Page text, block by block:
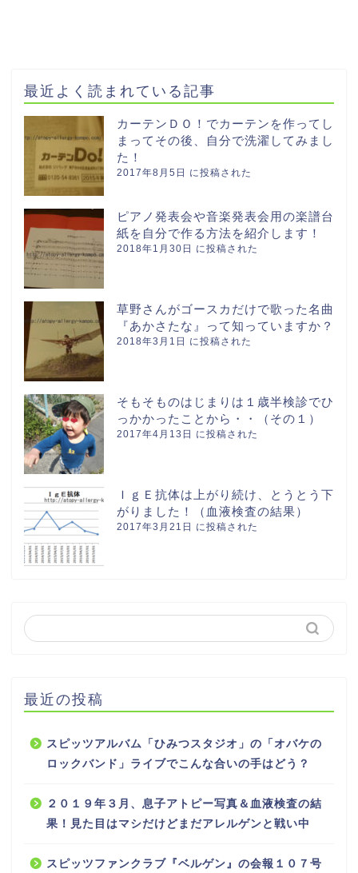
最近よく読まれている記事
カーテンＤＯ！でカーテンを作ってし
まってその後、自分で洗濯してみまし
た！
2017年8月5日 に投稿された
ピアノ発表会や音楽発表会用の楽譜台
紙を自分で作る方法を紹介します！
2018年1月30日 に投稿された
草野さんがゴースカだけで歌った名曲
『あかさたな』って知っていますか？
2018年3月1日 に投稿された
そもそものはじまりは１歳半検診でひ
っかかったことから・・（その１）
2017年4月13日 に投稿された
ＩｇＥ抗体は上がり続け、とうとう下
がりました！（血液検査の結果）
2017年3月21日 に投稿された
最近の投稿
スピッツアルバム「ひみつスタジオ」の「オバケの
ロックバンド」ライブでこんな合いの手はどう？
２０１９年３月、息子アトピー写真＆血液検査の結
果！見た目はマシだけどまだアレルゲンと戦い中
スピッツファンクラブ『ベルゲン』の会報１０７号